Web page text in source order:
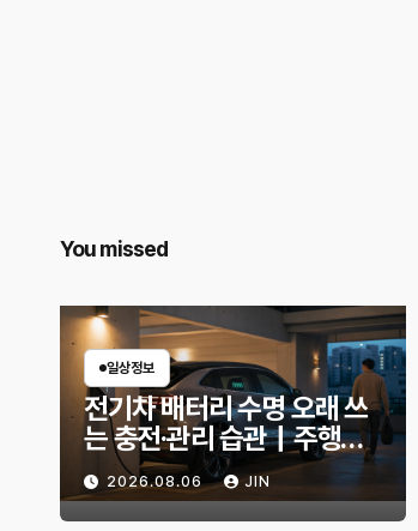
You missed
일상정보
전기차 배터리 수명 오래 쓰
는 충전·관리 습관｜주행거
리 불안 줄이는 현실적인 방
법2026.08.06 JIN